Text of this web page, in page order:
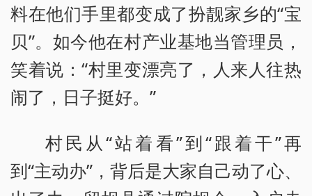
料在他们手里都变成了扮靓家乡的“宝
贝”。如今他在村产业基地当管理员，
笑着说：“村里变漂亮了，人来人往热
闹了，日子挺好。”
村民从“站着看”到“跟着干”再
到“主动办”，背后是大家自己动了心、